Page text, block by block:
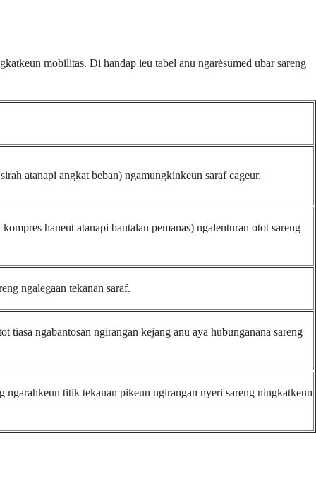
mobilitas. Di handap ieu tabel anu ngarésumed ubar sareng
atanapi angkat beban) ngamungkinkeun saraf cageur.
haneut atanapi bantalan pemanas) ngalenturan otot sareng
ngalegaan tekanan saraf.
ngabantosan ngirangan kejang anu aya hubunganana sareng
titik tekanan pikeun ngirangan nyeri sareng ningkatkeun